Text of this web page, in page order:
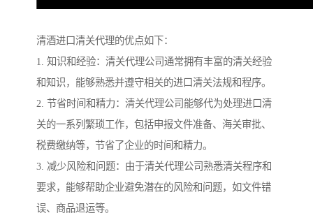
清酒进口清关代理的优点如下：
1. 知识和经验：清关代理公司通常拥有丰富的清关经验
和知识，能够熟悉并遵守相关的进口清关法规和程序。
2. 节省时间和精力：清关代理公司能够代为处理进口清
关的一系列繁琐工作，包括申报文件准备、海关审批、
税费缴纳等，节省了企业的时间和精力。
3. 减少风险和问题：由于清关代理公司熟悉清关程序和
要求，能够帮助企业避免潜在的风险和问题，如文件错
误、商品退运等。